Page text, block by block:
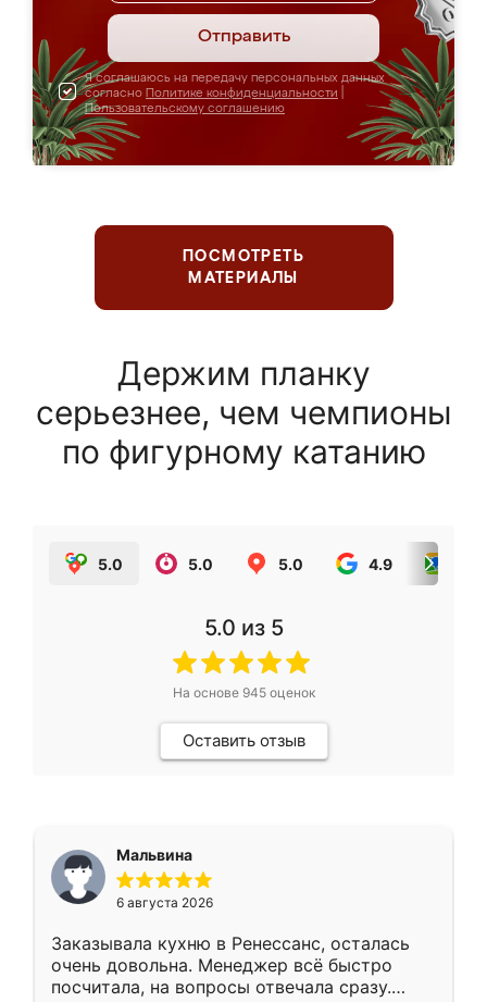
Отправить
Я соглашаюсь на передачу персональных данных
согласно Политике конфиденциальности
Пользовательскому соглашению
ПОСМОТРЕТЬ
МАТЕРИАЛЫ
Держим планку
серьезнее, чем чемпионы
по фигурному катанию
5.0 5.0 5.0 4.9
5.0 из 5
На основе 945оценок
Оставить отзыв
Мальвина
6 августа 2026
Заказывала кухню в Ренессанс, осталась
очень довольна. Менеджер всё быстро
посчитала, на вопросы отвечала сразу.